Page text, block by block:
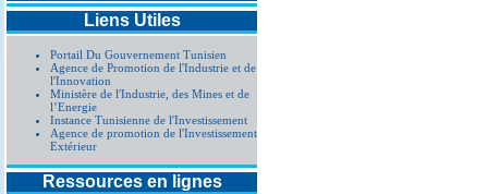
Liens Utiles
Portail Du Gouvernement Tunisien
Agence de Promotion de l'Industrie et de
l'Innovation
Ministère de l'Industrie, des Mines et de
l’Energie
Instance Tunisienne de l'Investissement
Agence de promotion de l'Investissement
Extérieur
Ressources en lignes